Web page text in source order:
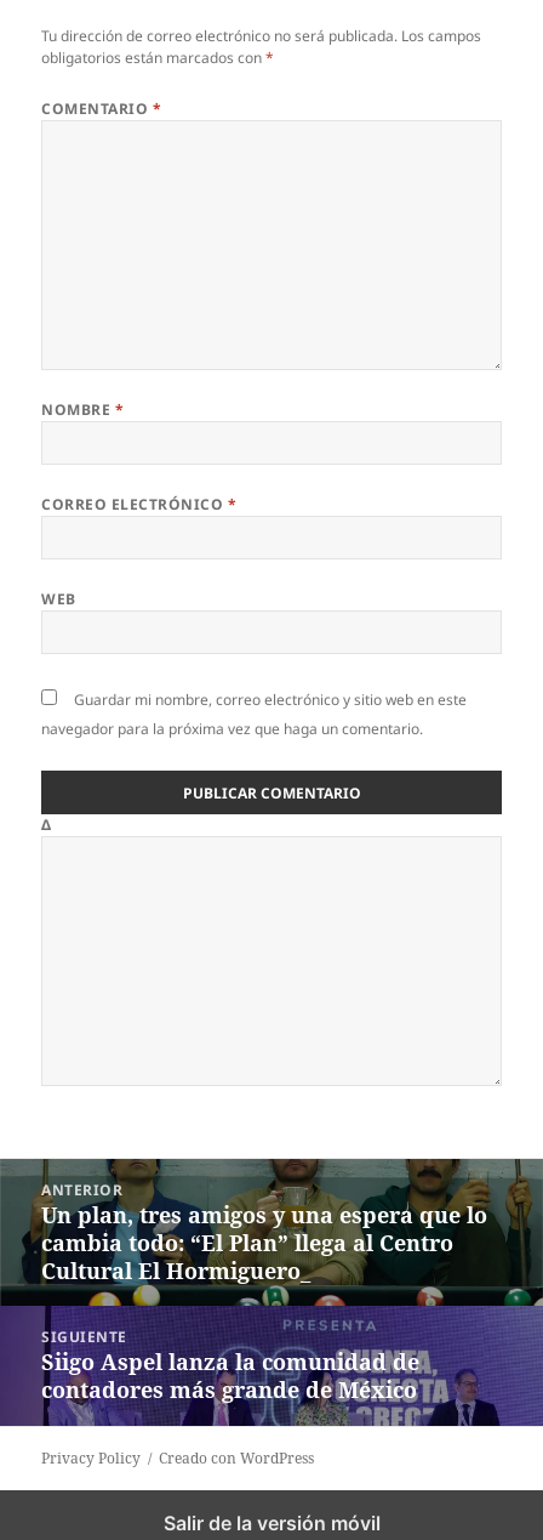
Tu dirección de correo electrónico no será publicada. Los campos
obligatorios están marcados con*
COMENTARIO *
NOMBRE *
CORREO ELECTRÓNICO *
WEB
Guardar mi nombre, correo electrónico y sitio web en este
navegador para la próxima vez que haga un comentario.
Δ
Navegación
entradas
ANTERIOR
Entrada
anterior:
Un plan, tres amigos y una espera que lo
cambia todo: “El Plan” llega al Centro
Cultural El Hormiguero_
SIGUIENTE
Siguiente
entrada:
Siigo Aspel lanza la comunidad de
contadores más grande de México
Privacy Policy Creado con WordPress
Salir de la versión móvil